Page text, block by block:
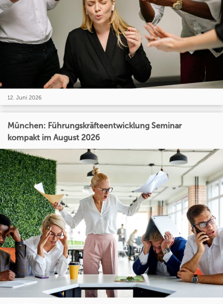
12. Juni 2026
München: Führungskräfteentwicklung Seminar
kompakt im August 2026